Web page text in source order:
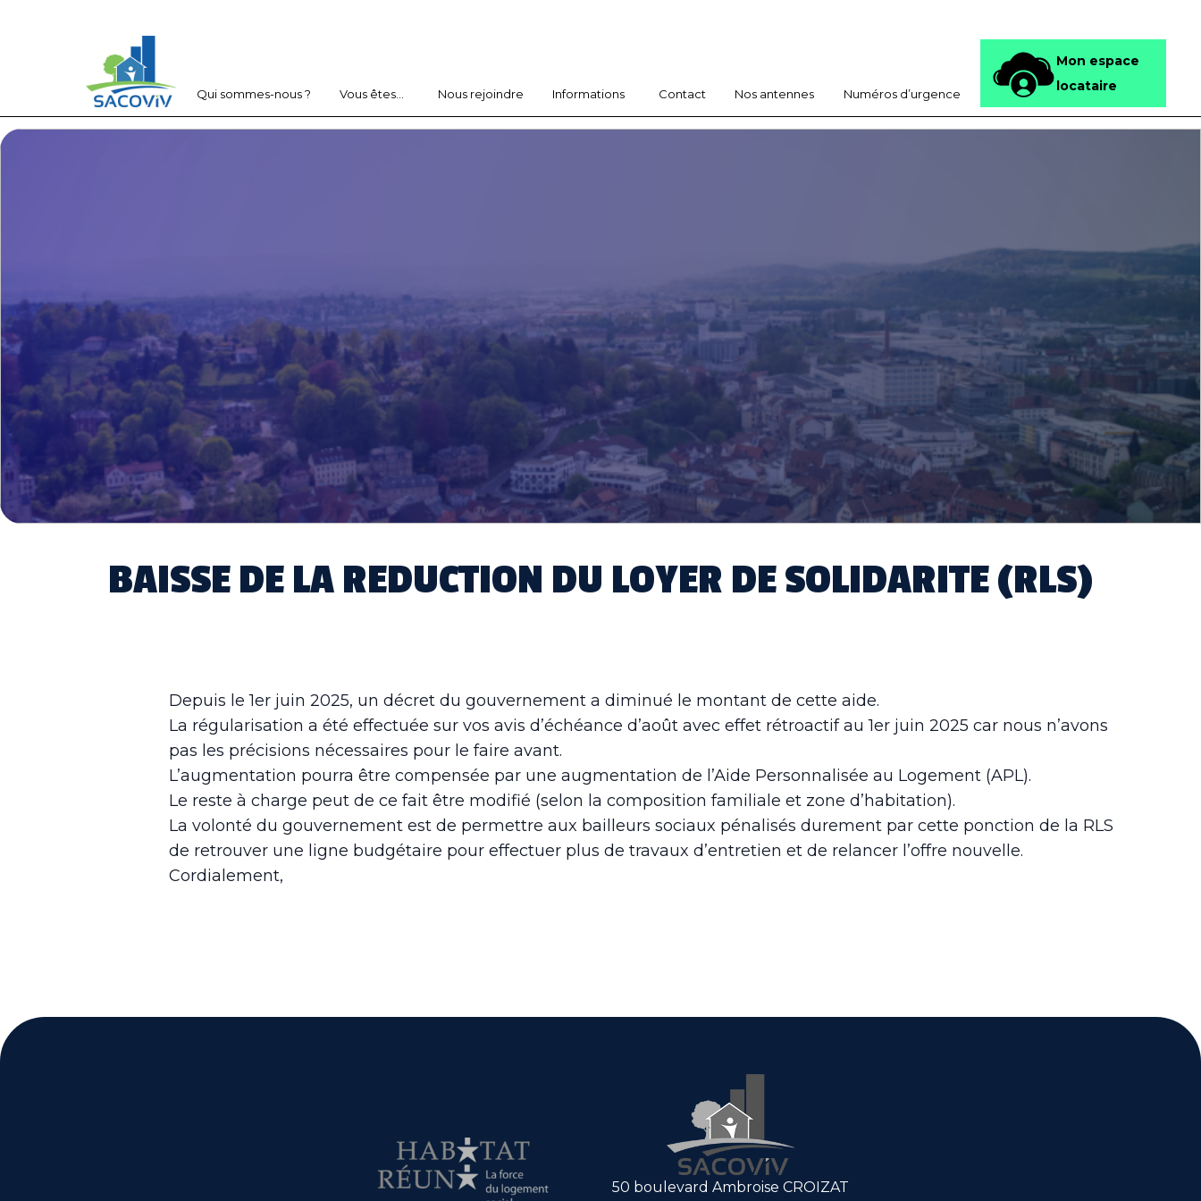
Qui sommes-nous ? Vous êtes... Nous rejoindre Informations Contact Nos antennes Numéros d’urgence
Mon espace
locataire
BAISSE DE LA REDUCTION DU LOYER DE SOLIDARITE (RLS)
Depuis le 1er juin 2025, un décret du gouvernement a diminué le montant de cette aide.
La régularisation a été effectuée sur vos avis d’échéance d’août avec effet rétroactif au 1er juin 2025 car nous n’avons
pas les précisions nécessaires pour le faire avant.
L’augmentation pourra être compensée par une augmentation de l’Aide Personnalisée au Logement (APL).
Le reste à charge peut de ce fait être modifié (selon la composition familiale et zone d’habitation).
La volonté du gouvernement est de permettre aux bailleurs sociaux pénalisés durement par cette ponction de la RLS
de retrouver une ligne budgétaire pour effectuer plus de travaux d’entretien et de relancer l’offre nouvelle.
Cordialement,
50 boulevard Ambroise CROIZAT